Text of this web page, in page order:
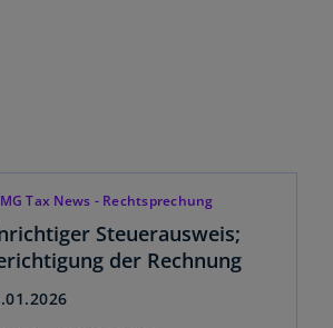
Tax News - Rechtsprechung
Steuerausweis;
der Rechnung